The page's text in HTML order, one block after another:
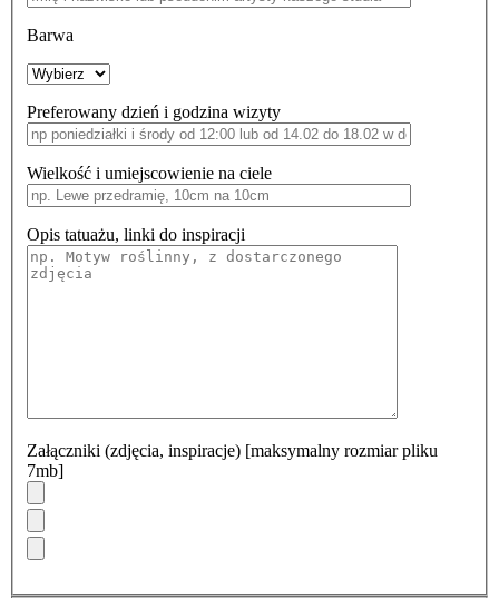
Barwa
Preferowany dzień i godzina wizyty
Wielkość i umiejscowienie na ciele
Opis tatuażu, linki do inspiracji
Załączniki (zdjęcia, inspiracje) [maksymalny rozmiar pliku
7mb]